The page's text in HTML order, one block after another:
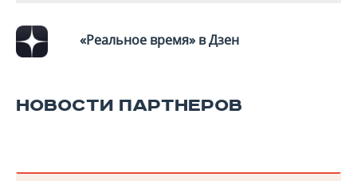
«Реальное время» в Дзен
НОВОСТИ ПАРТНЕРОВ